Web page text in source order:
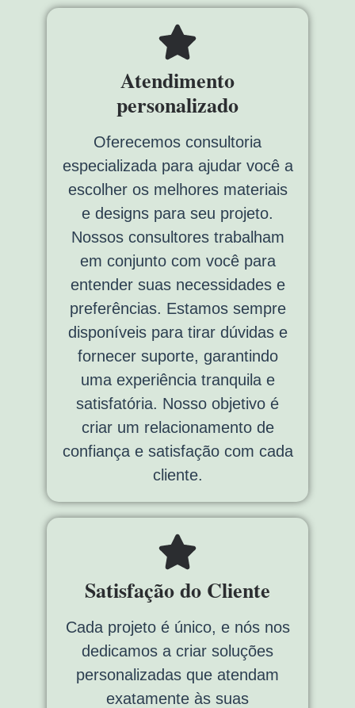
Atendimento
personalizado
Oferecemos consultoria
especializada para ajudar você a
escolher os melhores materiais
e designs para seu projeto.
Nossos consultores trabalham
em conjunto com você para
entender suas necessidades e
preferências. Estamos sempre
disponíveis para tirar dúvidas e
fornecer suporte, garantindo
uma experiência tranquila e
satisfatória. Nosso objetivo é
criar um relacionamento de
confiança e satisfação com cada
cliente.
Satisfação do Cliente
Cada projeto é único, e nós nos
dedicamos a criar soluções
personalizadas que atendam
exatamente às suas